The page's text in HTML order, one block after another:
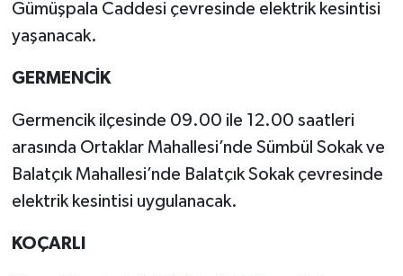
Gümüşpala Caddesi çevresinde elektrik kesintisi
yaşanacak.
GERMENCİK
Germencik ilçesinde 09.00 ile 12.00 saatleri
arasında Ortaklar Mahallesi’nde Sümbül Sokak ve
Balatçık Mahallesi’nde Balatçık Sokak çevresinde
elektrik kesintisi uygulanacak.
KOÇARLI